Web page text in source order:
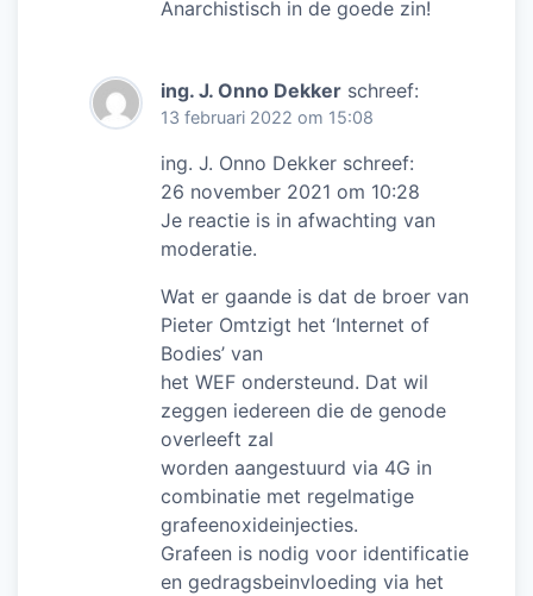
Anarchistisch in de goede zin!
ing. J. Onno Dekker schreef:
13 februari 2022 om 15:08
ing. J. Onno Dekker schreef:
26 november 2021 om 10:28
Je reactie is in afwachting van
moderatie.
Wat er gaande is dat de broer van
Pieter Omtzigt het ‘Internet of
Bodies’ van
het WEF ondersteund. Dat wil
zeggen iedereen die de genode
overleeft zal
worden aangestuurd via 4G in
combinatie met regelmatige
grafeenoxideinjecties.
Grafeen is nodig voor identificatie
en gedragsbeinvloeding via het